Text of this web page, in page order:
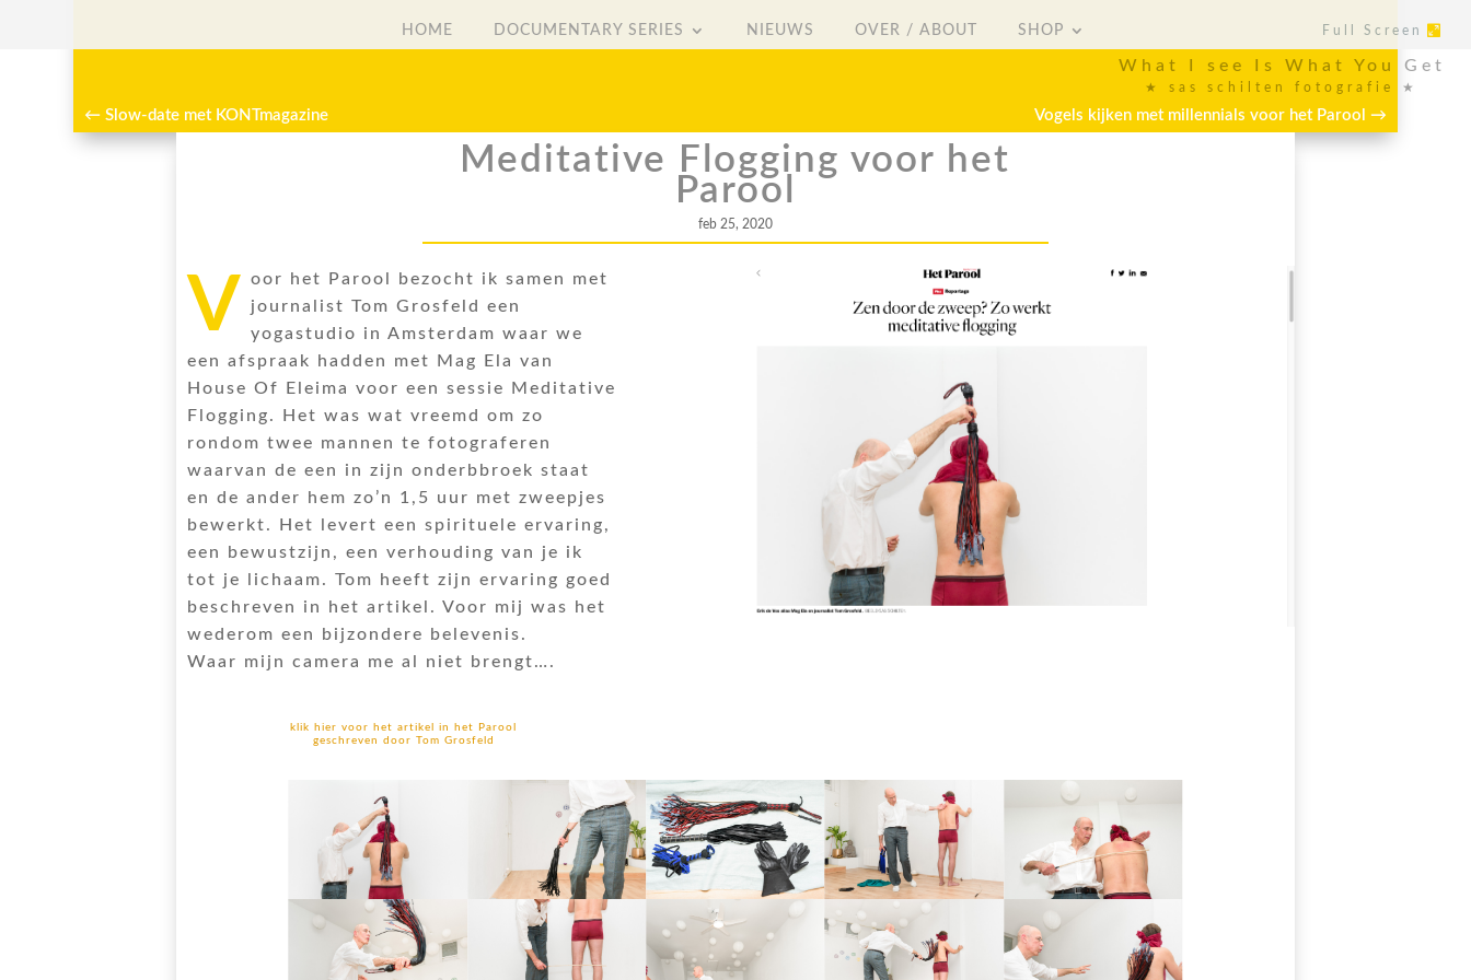
HOME DOCUMENTARY SERIES NIEUWS OVER / ABOUT SHOP Full Screen
What I see Is What You Get
★ sas schilten fotografie ★
←Slow-date met KONTmagazine Vogels kijken met millennials voor het Parool →
Meditative Flogging voor het
Parool
feb 25, 2020
V
oor het Parool bezocht ik samen met
journalist Tom Grosfeld een
yogastudio in Amsterdam waar we
een afspraak hadden met Mag Ela van
House Of Eleima voor een sessie Meditative
Flogging. Het was wat vreemd om zo
rondom twee mannen te fotograferen
waarvan de een in zijn onderbbroek staat
en de ander hem zo’n 1,5 uur met zweepjes
bewerkt. Het levert een spirituele ervaring,
een bewustzijn, een verhouding van je ik
tot je lichaam. Tom heeft zijn ervaring goed
beschreven in het artikel. Voor mij was het
wederom een bijzondere belevenis.
Waar mijn camera me al niet brengt….
klik hier voor het artikel in het Parool
geschreven door Tom Grosfeld